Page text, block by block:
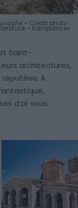
roche– Crédit photo :
– Karapancev
Saint-
architectures,
À
d’or vous